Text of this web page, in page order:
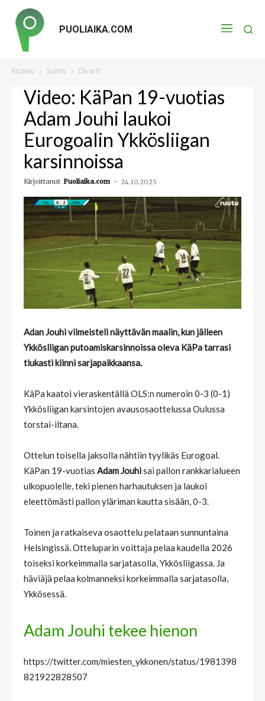
PUOLIAIKA.COM
Etusivu Suomi Divarit
Video: KäPan 19-vuotias
Adam Jouhi laukoi
Eurogoalin Ykkösliigan
karsinnoissa
Kirjoittanut Puoliaika.com - 24.10.2025
Adan Jouhi viimeisteli näyttävän maalin, kun jälleen
Ykkösliigan putoamiskarsinnoissa oleva KäPa tarrasi
tiukasti kiinni sarjapaikkaansa.
KäPa kaatoi vieraskentällä OLS:n numeroin 0-3 (0-1)
Ykkösliigan karsintojen avausosaottelussa Oulussa
torstai-iltana.
Ottelun toisella jaksolla nähtiin tyylikäs Eurogoal.
KäPan 19-vuotias Adam Jouhisai pallon rankkarialueen
ulkopuolelle, teki pienen harhautuksen ja laukoi
eleettömästi pallon yläriman kautta sisään, 0-3.
Toinen ja ratkaiseva osaottelu pelataan sunnuntaina
Helsingissä. Otteluparin voittaja pelaa kaudella 2026
toiseksi korkeimmalla sarjatasolla, Ykkösliigassa. Ja
häviäjä pelaa kolmanneksi korkeimmalla sarjatasolla,
Ykkösessä.
Adam Jouhi tekee hienon
https://twitter.com/miesten_ykkonen/status/1981398
821922828507